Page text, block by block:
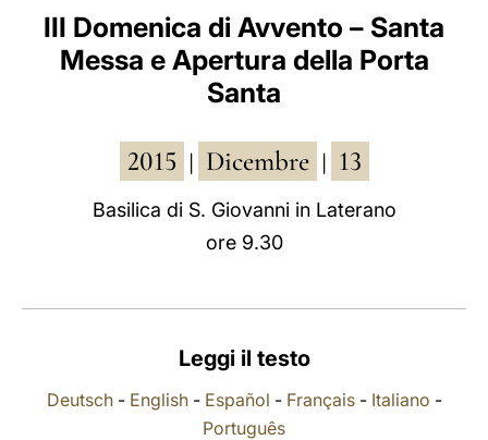
ESPAÑOL
DEUTSCH
العربيّة
中文
LATINE
III Domenica di Avvento – Santa
Messa e Apertura della Porta
Santa
2015 Dicembre 13
Basilica di S. Giovanni in Laterano
ore 9.30
Leggi il testo
Deutsch- English- Español - Français- Italiano -
Português